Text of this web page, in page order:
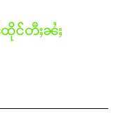
ထိုင်တီႈၼႆႈ